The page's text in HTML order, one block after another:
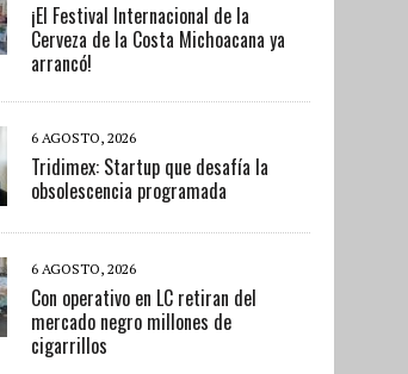
¡El Festival Internacional de la
Cerveza de la Costa Michoacana ya
arrancó!
6 AGOSTO, 2026
Tridimex: Startup que desafía la
obsolescencia programada
6 AGOSTO, 2026
Con operativo en LC retiran del
mercado negro millones de
cigarrillos